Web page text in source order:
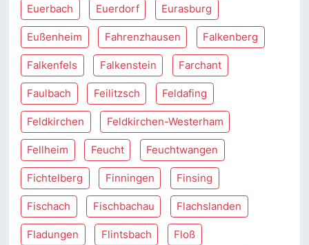
Euerbach Euerdorf Eurasburg
Eußenheim Fahrenzhausen Falkenberg
Falkenfels Falkenstein Farchant
Faulbach Feilitzsch Feldafing
Feldkirchen Feldkirchen-Westerham
Fellheim Feucht Feuchtwangen
Fichtelberg Finningen Finsing
Fischach Fischbachau Flachslanden
Fladungen Flintsbach Floß